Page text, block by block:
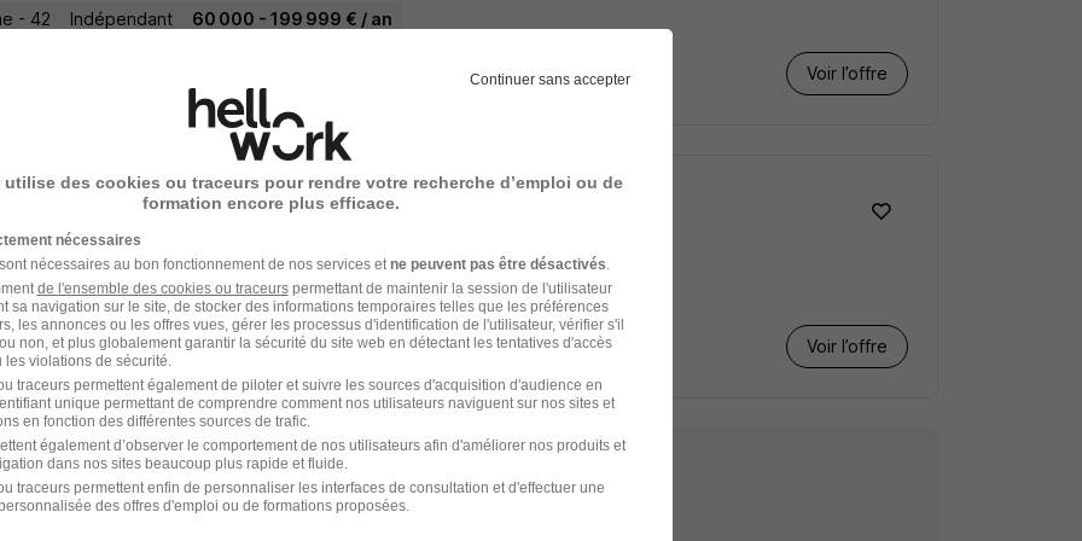
- 42 Indépendant 60 000 - 199 999 € / an
Voir l’offre
Immobilier Transaction H/F
- 42 Indépendant
Voir l’offre
jours
Continuer sans accepter
utilise des cookies ou traceurs pour rendre votre recherche d’emploi ou de
formation encore plus efficace.
nécessaires
nécessaires au bon fonctionnement de nos services etne peuvent pas être désactivés.
de l'ensemble des cookies ou traceurspermettant de maintenir la session de l'utilisateur
sa navigation sur le site, de stocker des informations temporaires telles que les préférences
les annonces ou les offres vues, gérer les processus d'identification de l'utilisateur, vérifier s'il
non, et plus globalement garantir la sécurité du site web en détectant les tentatives d'accès
les violations de sécurité.
traceurs permettent également de piloter et suivre les sources d'acquisition d'audience en
unique permettant de comprendre comment nos utilisateurs naviguent sur nos sites et
en fonction des différentes sources de trafic.
également d’observer le comportement de nos utilisateurs afin d'améliorer nos produits et
dans nos sites beaucoup plus rapide et fluide.
traceurs permettent enfin de personnaliser les interfaces de consultation et d'effectuer une
des offres d'emploi ou de formations proposées.